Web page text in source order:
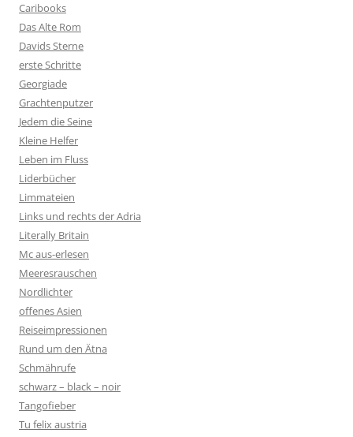
Caribooks
Das Alte Rom
Davids Sterne
erste Schritte
Georgiade
Grachtenputzer
Jedem die Seine
Kleine Helfer
Leben im Fluss
Liderbücher
Limmateien
Links und rechts der Adria
Literally Britain
Mc aus-erlesen
Meeresrauschen
Nordlichter
offenes Asien
Reiseimpressionen
Rund um den Ätna
Schmährufe
schwarz – black – noir
Tangofieber
Tu felix austria